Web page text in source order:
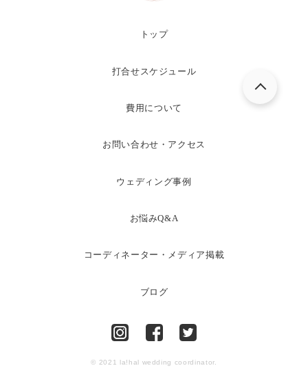
トップ
打合せスケジュール
費用について
お問い合わせ・アクセス
ウェディング事例
お悩みQ&A
コーディネーター・メディア掲載
ブログ
© 2021 la!hal wedding coordinator.